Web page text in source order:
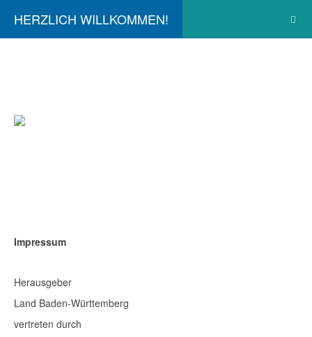
HERZLICH WILLKOMMEN!
Impressum
Herausgeber
Land Baden-Württemberg
vertreten durch